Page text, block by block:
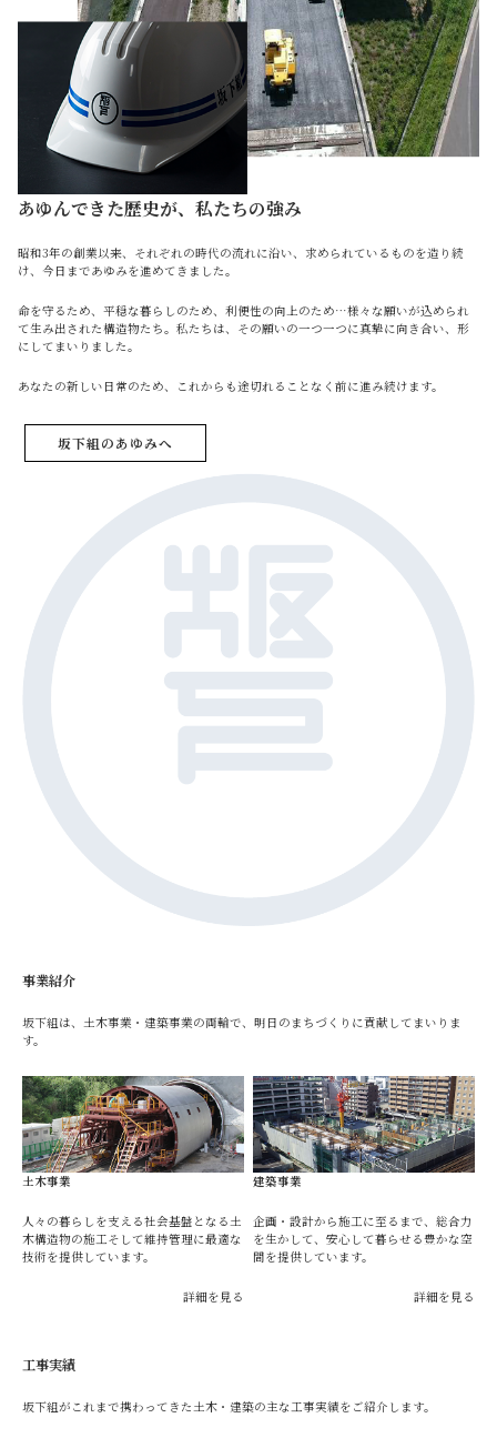
あゆんできた歴史が、私たちの強み
昭和3年の創業以来、それぞれの時代の流れに沿い、求められているものを造り続
け、今日まであゆみを進めてきました。
命を守るため、平穏な暮らしのため、利便性の向上のため…様々な願いが込められ
て生み出された構造物たち。私たちは、その願いの一つ一つに真摯に向き合い、形
にしてまいりました。
あなたの新しい日常のため、これからも途切れることなく前に進み続けます。
坂下組のあゆみへ
事業紹介
坂下組は、土木事業・建築事業の両輪で、明日のまちづくりに貢献してまいりま
す。
土木事業
人々の暮らしを支える社会基盤となる土
木構造物の施工そして維持管理に最適な
技術を提供しています。
詳細を見る
建築事業
企画・設計から施工に至るまで、総合力
を生かして、安心して暮らせる豊かな空
間を提供しています。
詳細を見る
工事実績
坂下組がこれまで携わってきた土木・建築の主な工事実績をご紹介します。